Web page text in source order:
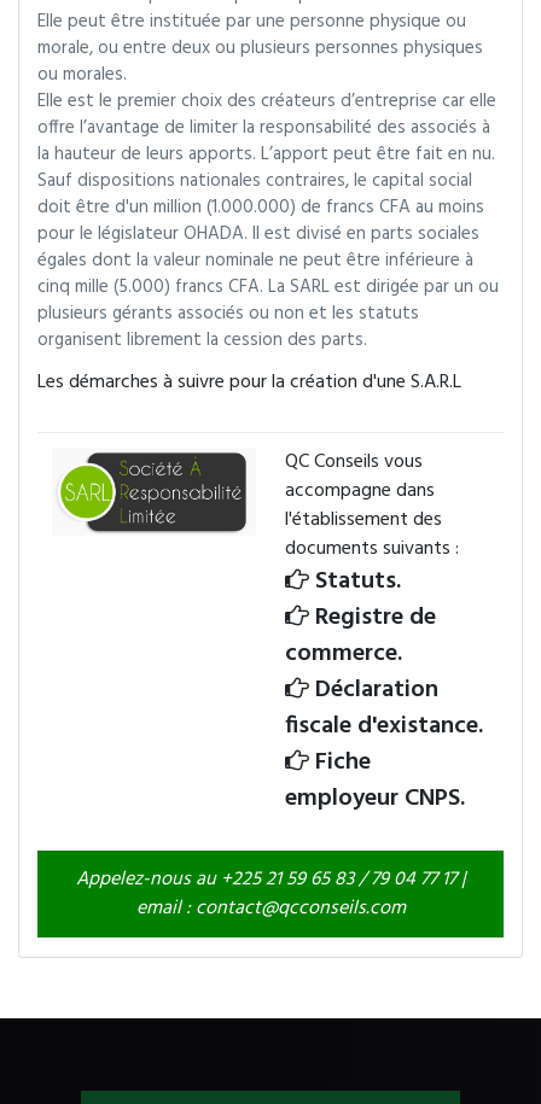
Elle peut être instituée par une personne physique ou
morale, ou entre deux ou plusieurs personnes physiques
ou morales.
Elle est le premier choix des créateurs d’entreprise car elle
offre l’avantage de limiter la responsabilité des associés à
la hauteur de leurs apports. L’apport peut être fait en nu.
Sauf dispositions nationales contraires, le capital social
doit être d'un million (1.000.000) de francs CFA au moins
pour le législateur OHADA. Il est divisé en parts sociales
égales dont la valeur nominale ne peut être inférieure à
cinq mille (5.000) francs CFA. La SARL est dirigée par un ou
plusieurs gérants associés ou non et les statuts
organisent librement la cession des parts.
Les démarches à suivre pour la création d'une S.A.R.L
QC Conseils vous
accompagne dans
l'établissement des
documents suivants :
Statuts.
Registre de
commerce.
Déclaration
fiscale d'existance.
Fiche
employeur CNPS.
Appelez-nous au +225 21 59 65 83 / 79 04 77 17 |
email : contact@qcconseils.com